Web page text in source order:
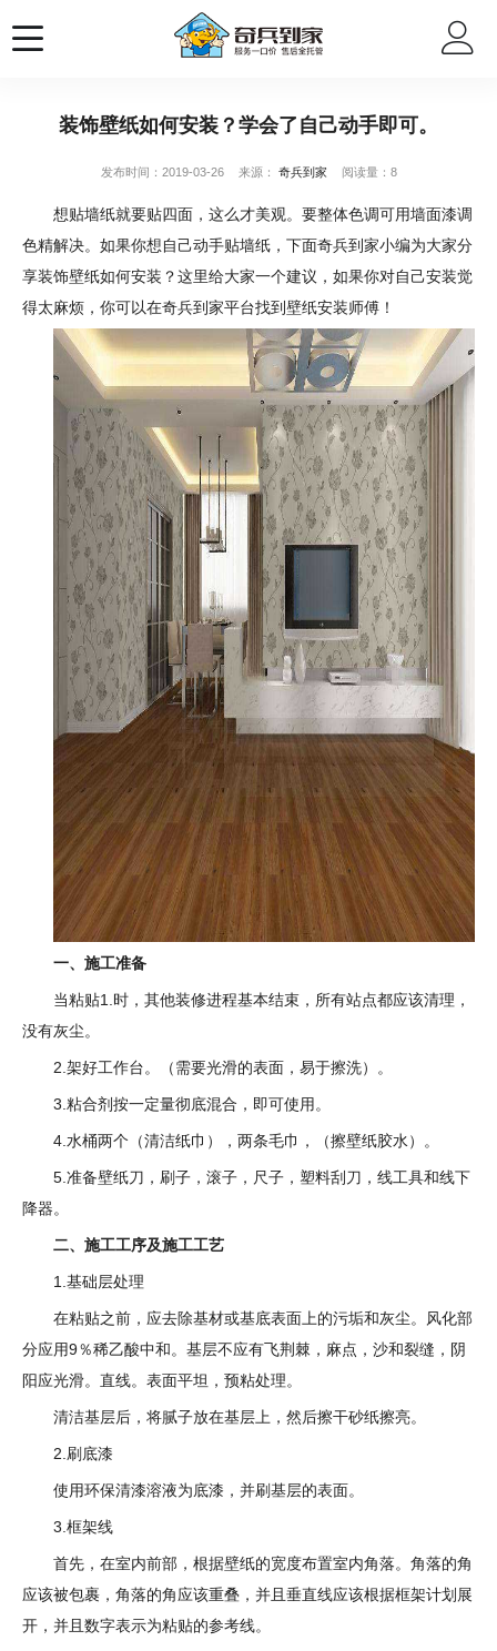
装饰壁纸如何安装？学会了自己动手即可。
发布时间：2019-03-26 来源： 奇兵到家 阅读量：8
想贴墙纸就要贴四面，这么才美观。要整体色调可用墙面漆调
色精解决。如果你想自己动手贴墙纸，下面奇兵到家小编为大家分
享装饰壁纸如何安装？这里给大家一个建议，如果你对自己安装觉
得太麻烦，你可以在奇兵到家平台找到壁纸安装师傅！
一、施工准备
当粘贴1.时，其他装修进程基本结束，所有站点都应该清理，
没有灰尘。
2.架好工作台。（需要光滑的表面，易于擦洗）。
3.粘合剂按一定量彻底混合，即可使用。
4.水桶两个（清洁纸巾），两条毛巾，（擦壁纸胶水）。
5.准备壁纸刀，刷子，滚子，尺子，塑料刮刀，线工具和线下
降器。
二、施工工序及施工工艺
1.基础层处理
在粘贴之前，应去除基材或基底表面上的污垢和灰尘。风化部
分应用9％稀乙酸中和。基层不应有飞荆棘，麻点，沙和裂缝，阴
阳应光滑。直线。表面平坦，预粘处理。
清洁基层后，将腻子放在基层上，然后擦干砂纸擦亮。
2.刷底漆
使用环保清漆溶液为底漆，并刷基层的表面。
3.框架线
首先，在室内前部，根据壁纸的宽度布置室内角落。角落的角
应该被包裹，角落的角应该重叠，并且垂直线应该根据框架计划展
开，并且数字表示为粘贴的参考线。